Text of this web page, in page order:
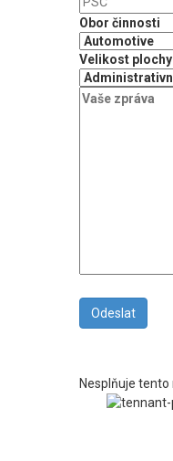
Obor činnosti
Velikost plochy
Nesplňuje